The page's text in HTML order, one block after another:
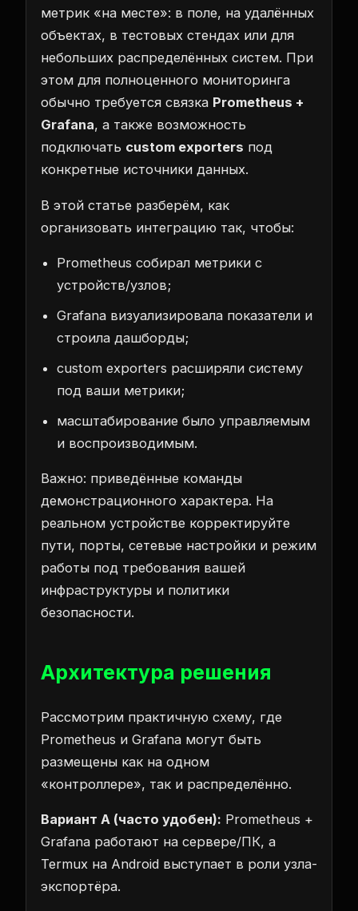
метрик «на месте»: в поле, на удалённых
объектах, в тестовых стендах или для
небольших распределённых систем. При
этом для полноценного мониторинга
обычно требуется связка Prometheus +
Grafana, а также возможность
подключать custom exporters под
конкретные источники данных.
В этой статье разберём, как
организовать интеграцию так, чтобы:
Prometheus собирал метрики с
устройств/узлов;
Grafana визуализировала показатели и
строила дашборды;
custom exporters расширяли систему
под ваши метрики;
масштабирование было управляемым
и воспроизводимым.
Важно: приведённые команды
демонстрационного характера. На
реальном устройстве корректируйте
пути, порты, сетевые настройки и режим
работы под требования вашей
инфраструктуры и политики
безопасности.
Архитектура решения
Рассмотрим практичную схему, где
Prometheus и Grafana могут быть
размещены как на одном
«контроллере», так и распределённо.
Вариант A (часто удобен): Prometheus +
Grafana работают на сервере/ПК, а
Termux на Android выступает в роли узла-
экспортёра.